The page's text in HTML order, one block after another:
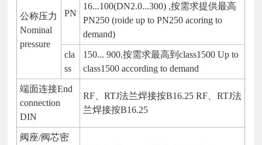
公称压力
Nominal
pressure
PN
16...100(DN2.0...300) ,按需求提供最高
PN250 (roide up to PN250 acoring to
demand)
cla
ss
150... 900.按需求最高到class1500 Up to
class1500 according to demand
端面连接End
connection
DIN
RF、RTJ法兰焊接按B16.25 RF、RTJ法
兰焊接按B16.25
阀座/阀芯密